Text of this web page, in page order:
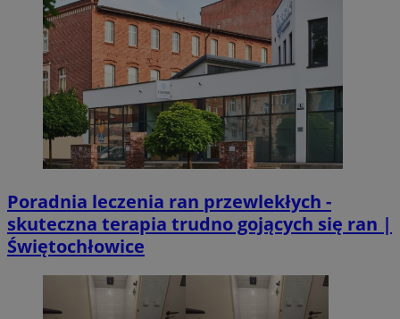
Poradnia leczenia ran przewlekłych -
skuteczna terapia trudno gojących się ran |
Świętochłowice